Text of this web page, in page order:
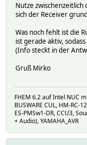
Nutze zwischenzeitlich
sich der Receiver
Was noch fehlt ist die
ist gerade aktiv,
(Info steckt in der
Gruß Mirko
FHEM 6.2 auf Intel NUC
BUSWARE CUL, HM-RC-
ES-PMSw1-DR, CCU3,
+ Audio), YAMAHA_AVR